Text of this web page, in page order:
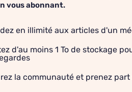
vous abonnant.
en illimité aux articles d'un
d'au moins 1 To de stockage
la communauté et prenez